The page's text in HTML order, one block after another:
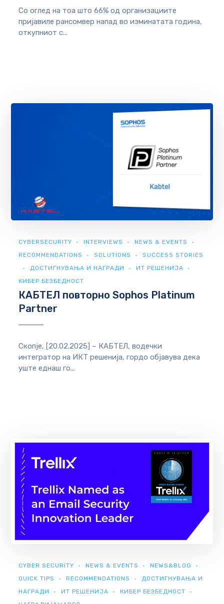
Со оглед на тоа што 66% од организациите
пријавиле рансомвер напад во изминатата година,
откупниот с...
CYBERSECURITY INTERVIEWS
NEWS & EVENTS
RECOMMENDATIONS
SOLUTIONS
SUCCESS STORIES
ДОСТИГНУВАЊА И НАГРАДИ
ИТ РЕШЕНИЈА
КИБЕР БЕЗБЕДНОСТ
КАБТЕЛ повторно Sophos Platinum
Partner
Скопје, [20.02.2025] – КАБТЕЛ, водечки
интегратор на ИКТ решенија, гордо објавува дека
уште еднаш го...
CYBER SECURITY NEWS & EVENTS
NEWS&BLOG
QUICK TIPS
RECOMMENDATIONS
ДОСТИГНУВАЊА И
НАГРАДИ
ИТ РЕШЕНИЈА
КИБЕР БЕЗБЕДНОСТ